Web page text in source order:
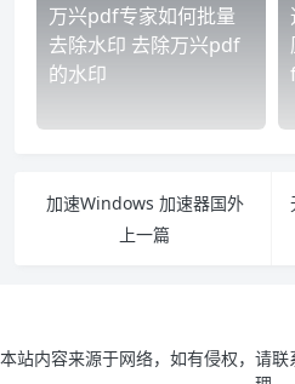
万兴pdf专家如何批量
去除水印 去除万兴pdf
的水印
加速Windows 加速器国外
上一篇
本站内容来源于网络，如有侵权，请